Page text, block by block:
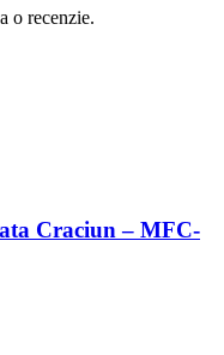
o recenzie.
Craciun – MFC-